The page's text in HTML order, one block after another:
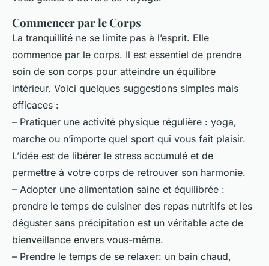
Commencer par le Corps
La tranquillité ne se limite pas à l’esprit. Elle
commence par le corps. Il est essentiel de prendre
soin de son corps pour atteindre un équilibre
intérieur. Voici quelques suggestions simples mais
efficaces :
– Pratiquer une activité physique régulière : yoga,
marche ou n’importe quel sport qui vous fait plaisir.
L’idée est de libérer le stress accumulé et de
permettre à votre corps de retrouver son harmonie.
– Adopter une alimentation saine et équilibrée :
prendre le temps de cuisiner des repas nutritifs et les
déguster sans précipitation est un véritable acte de
bienveillance envers vous-même.
– Prendre le temps de se relaxer: un bain chaud,